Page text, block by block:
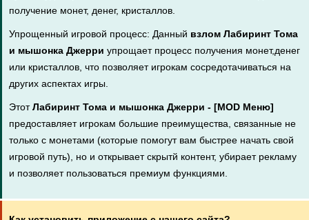
получение монет, денег, кристаллов.
Упрощенный игровой процесс: Данный взлом Лабиринт Тома
и мышонка Джерри упрощает процесс получения монет,денег
или кристаллов, что позволяет игрокам сосредотачиваться на
других аспектах игры.
ЭтотЛабиринт Тома и мышонка Джерри - [MOD Меню]
предоставляет игрокам большие преимущества, связанные не
только с монетами (которые помогут вам быстрее начать свой
игровой путь), но и открывает скрытй контент, убирает рекламу
и позволяет пользоваться премиум функциями.